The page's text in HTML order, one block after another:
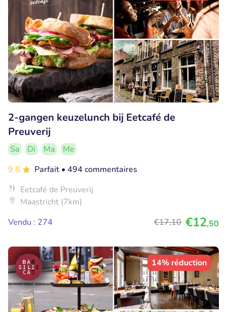
2-gangen keuzelunch bij Eetcafé de
Preuverij
Sa Di Ma
Me
9.8
Parfait • 494 commentaires
Eetcafé de Preuverij
Maastricht (7km)
Vendu : 274
€17,10 €12,50
14% réduction